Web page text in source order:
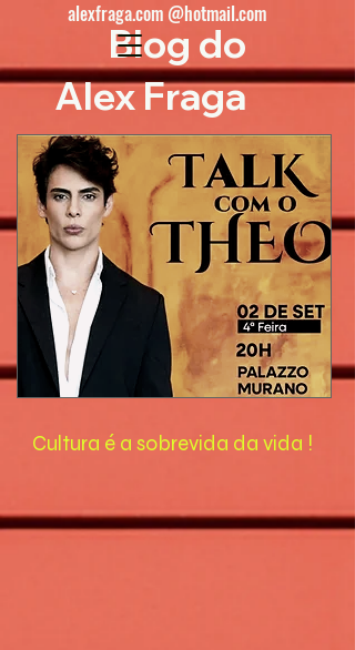
Cultura é a sobrevida da vida !
Blog do
Alex Fraga
alexfraga.com @hotmail.com